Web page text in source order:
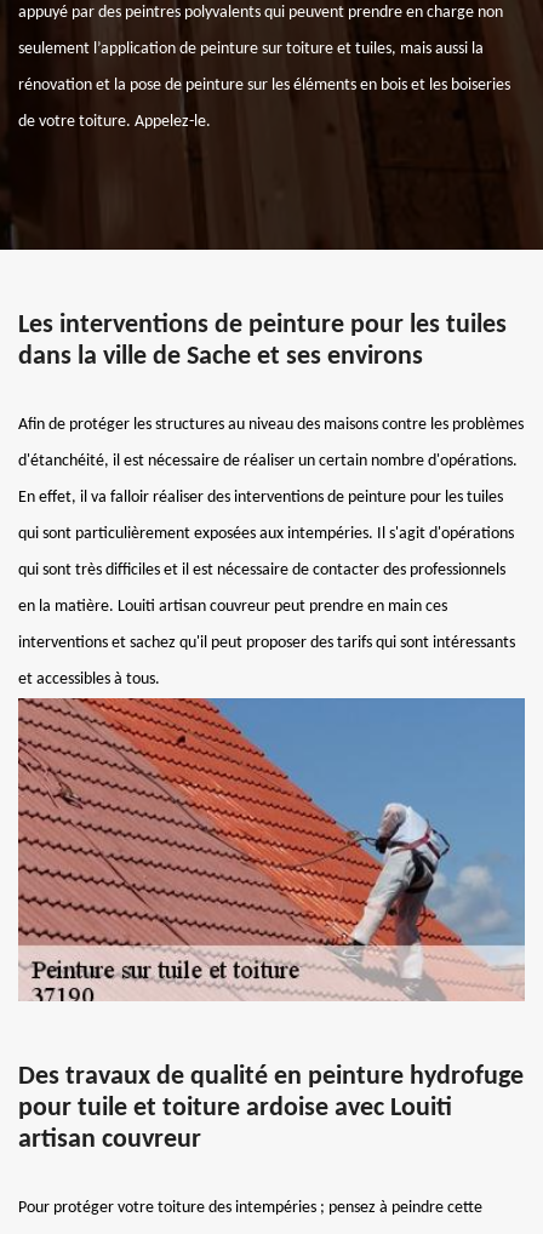
appuyé par des peintres polyvalents qui peuvent prendre en charge non
seulement l’application de peinture sur toiture et tuiles, mais aussi la
rénovation et la pose de peinture sur les éléments en bois et les boiseries
de votre toiture. Appelez-le.
Les interventions de peinture pour les tuiles
dans la ville de Sache et ses environs
Afin de protéger les structures au niveau des maisons contre les problèmes
d'étanchéité, il est nécessaire de réaliser un certain nombre d'opérations.
En effet, il va falloir réaliser des interventions de peinture pour les tuiles
qui sont particulièrement exposées aux intempéries. Il s'agit d'opérations
qui sont très difficiles et il est nécessaire de contacter des professionnels
en la matière. Louiti artisan couvreur peut prendre en main ces
interventions et sachez qu'il peut proposer des tarifs qui sont intéressants
et accessibles à tous.
Des travaux de qualité en peinture hydrofuge
pour tuile et toiture ardoise avec Louiti
artisan couvreur
Pour protéger votre toiture des intempéries ; pensez à peindre cette